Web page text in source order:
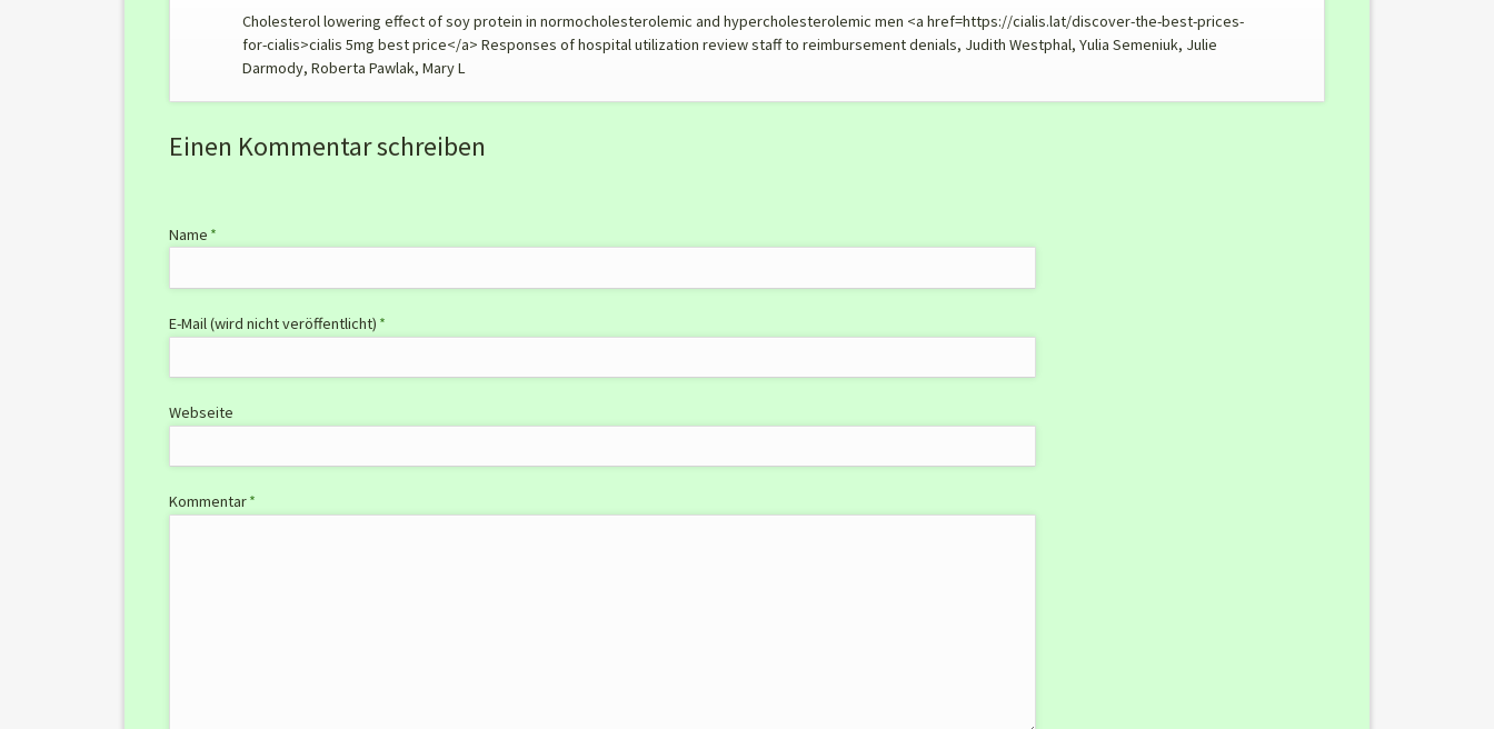
Cholesterol lowering effect of soy protein in normocholesterolemic and hypercholesterolemic men <a href=https://cialis.lat/discover-the-best-prices-
for-cialis>cialis 5mg best price</a> Responses of hospital utilization review staff to reimbursement denials, Judith Westphal, Yulia Semeniuk, Julie
Darmody, Roberta Pawlak, Mary L
Einen Kommentar schreiben
Pflichtfeld
Name *
Pflichtfeld
E-Mail (wird nicht veröffentlicht) *
Webseite
Pflichtfeld
Kommentar*